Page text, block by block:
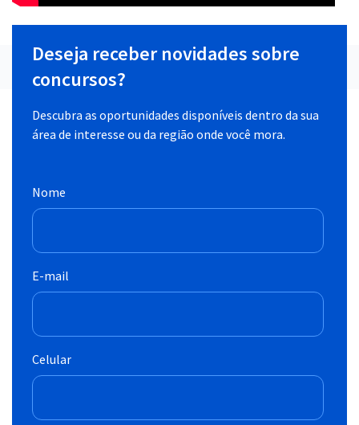
Deseja receber novidades sobre
concursos?
Descubra as oportunidades disponíveis dentro da sua
área de interesse ou da região onde você mora.
Nome
E-mail
Celular